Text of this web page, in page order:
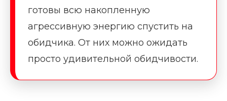
готовы всю накопленную
агрессивную энергию спустить на
обидчика. От них можно ожидать
просто удивительной обидчивости.